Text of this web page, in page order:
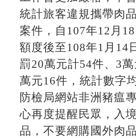
統計旅客違規攜帶肉
案件，自107年12月
額度後至108年1月14
罰20萬元計54件、3萬
萬元16件，統計數字
防檢局網站非洲豬瘟
心再度提醒民眾，入
品，不要網購國外肉